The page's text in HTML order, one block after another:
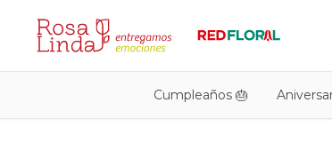
Cumpleaños 🎂